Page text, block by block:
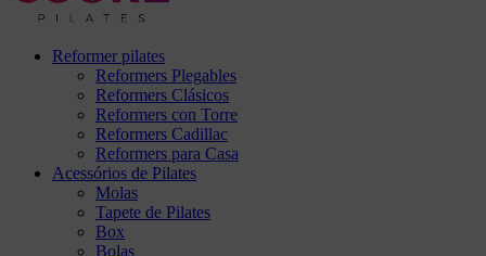
Reformer pilates
Reformers Plegables
Reformers Clásicos
Reformers con Torre
Reformers Cadillac
Reformers para Casa
Acessórios de Pilates
Molas
Tapete de Pilates
Box
Bolas